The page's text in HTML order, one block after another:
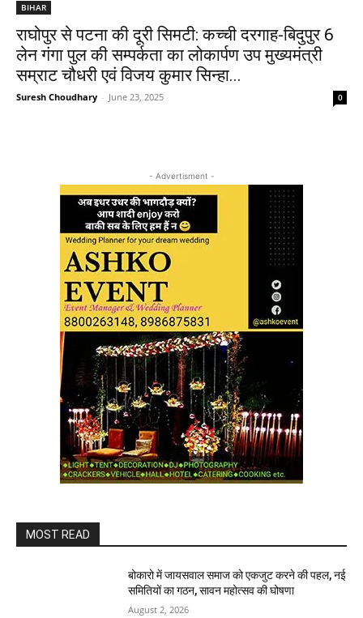
BIHAR
राघोपुर से पटना की दूरी सिमटी: कच्ची दरगाह-बिदुपुर 6
लेन गंगा पुल की सम्पर्कता का लोकार्पण उप मुख्यमंत्री
सम्राट चौधरी एवं विजय कुमार सिन्हा...
Suresh Choudhary - June 23, 2025 0
- Advertisment -
MOST READ
बोकारो में जायसवाल समाज को एकजुट करने की पहल, नई
समितियों का गठन, सावन महोत्सव की घोषणा
August 2, 2026